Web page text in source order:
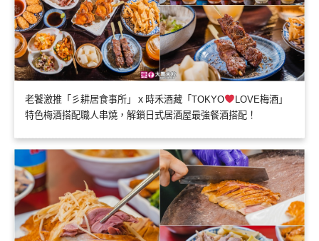
老饕激推「彡耕居食事所」ｘ時禾酒藏「TOKYO
LOVE梅酒」
特色梅酒搭配職人串燒，解鎖日式居酒屋最強餐酒搭配！